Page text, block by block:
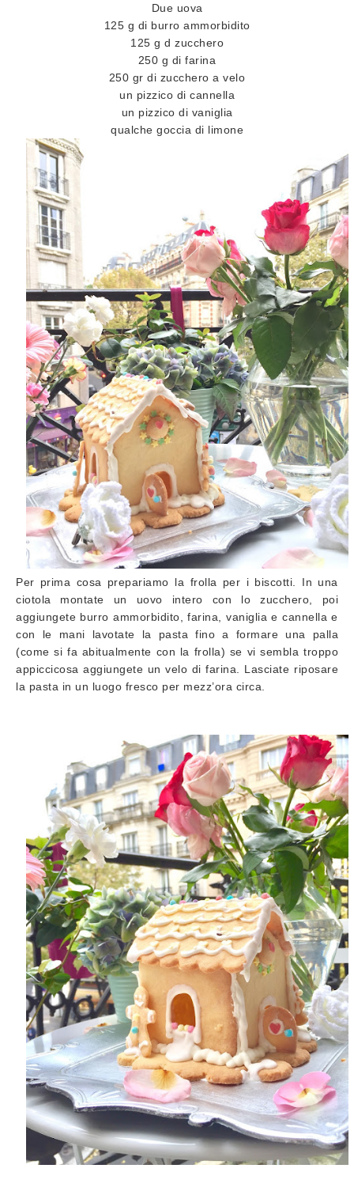
Due uova
125 g di burro ammorbidito
125 g d zucchero
250 g di farina
250 gr di zucchero a velo
un pizzico di cannella
un pizzico di vaniglia
qualche goccia di limone
Per prima cosa prepariamo la frolla per i biscotti. In una
ciotola montate un uovo intero con lo zucchero, poi
aggiungete burro ammorbidito, farina, vaniglia e cannella e
con le mani lavotate la pasta fino a formare una palla
(come si fa abitualmente con la frolla) se vi sembla troppo
appiccicosa aggiungete un velo di farina. Lasciate riposare
la pasta in un luogo fresco per mezz’ora circa.